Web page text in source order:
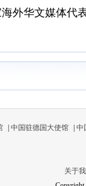
外华文媒体
中国驻德国大使馆 中
关于